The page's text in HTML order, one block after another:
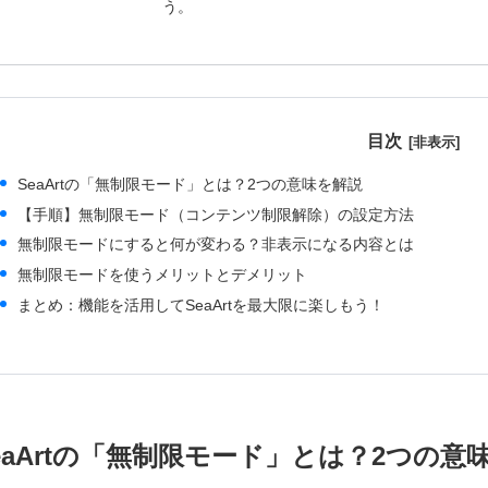
う。
目次
SeaArtの「無制限モード」とは？2つの意味を解説
【手順】無制限モード（コンテンツ制限解除）の設定方法
無制限モードにすると何が変わる？非表示になる内容とは
無制限モードを使うメリットとデメリット
まとめ：機能を活用してSeaArtを最大限に楽しもう！
の「無制限モード」とは？2つの意